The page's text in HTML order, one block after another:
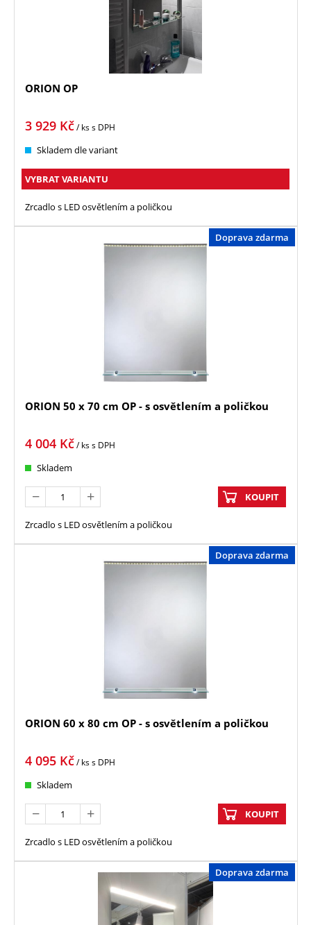
ORION OP
3 929 Kč/ kss DPH
Skladem dle variant
VYBRAT VARIANTU
Zrcadlo s LED osvětlením a poličkou
Doprava zdarma
ORION 50 x 70 cm OP - s osvětlením a poličkou
4 004 Kč/ kss DPH
Skladem
KOUPIT
Zrcadlo s LED osvětlením a poličkou
Doprava zdarma
ORION 60 x 80 cm OP - s osvětlením a poličkou
4 095 Kč/ kss DPH
Skladem
KOUPIT
Zrcadlo s LED osvětlením a poličkou
Doprava zdarma